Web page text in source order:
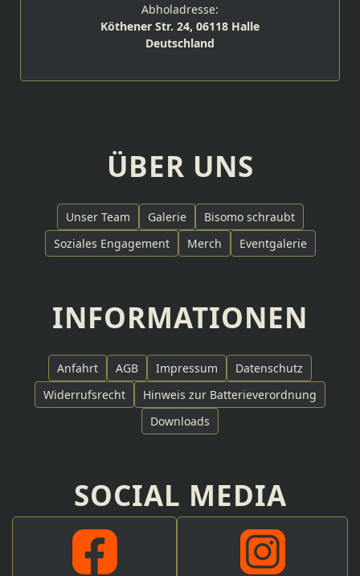
Abholadresse:
Köthener Str. 24, 06118 Halle
Deutschland
ÜBER UNS
Unser Team Galerie
Bisomo schraubt
Soziales Engagement
Merch Eventgalerie
INFORMATIONEN
Anfahrt AGB Impressum
Datenschutz
Widerrufsrecht
Hinweis zur Batterieverordnung
Downloads
SOCIAL MEDIA